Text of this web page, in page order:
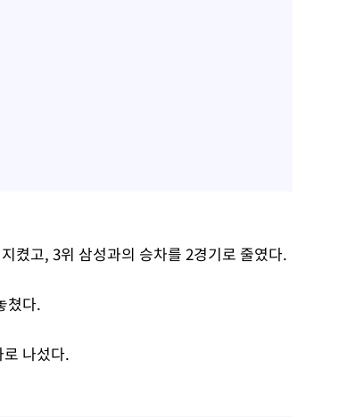
켰고, 3위 삼성과의 승차를 2경기로 줄였다.
쳤다.
나섰다.